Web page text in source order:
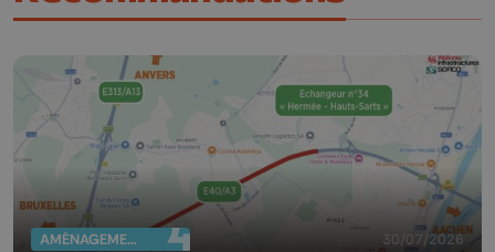
AMÉNAGEMENT DU TERRITOIRE 30/07/2026